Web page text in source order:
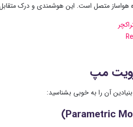
هواساز متصل است. این هوشمندی و درک
مپ
آن را به خوبی بشناسید: